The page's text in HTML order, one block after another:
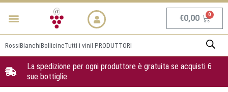
Vai
Menu €0,00
RossiBianchiBollicineTutti i viniI PRODUTTORI
La spedizione per ogni produttore è gratuita se acquisti 6
sue bottiglie